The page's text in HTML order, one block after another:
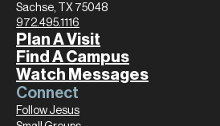
Sachse, TX 75048
972.495.1116
Plan A Visit
Find A Campus
Watch Messages
Connect
Follow Jesus